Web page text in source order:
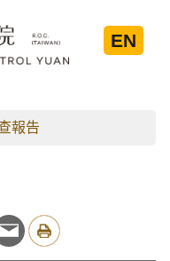
EN
報告